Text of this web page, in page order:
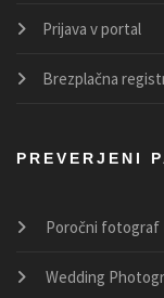
Prijava v portal
Brezplačna
PREVERJENI
Poročni fotograf
Wedding